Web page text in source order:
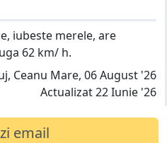
iubeste merele, are
62 km/ h.
Ceanu Mare, 06 August '26
Actualizat 22 Iunie '26
email